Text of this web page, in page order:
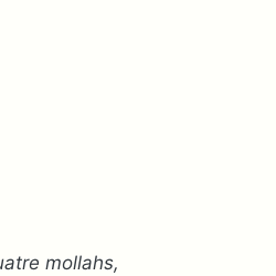
mollahs,